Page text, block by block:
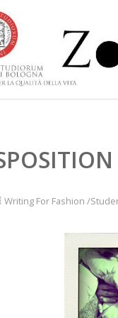
Writing For Fashion /